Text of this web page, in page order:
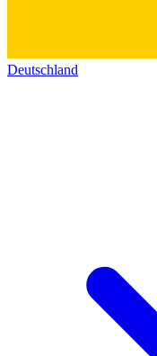
Deutschland